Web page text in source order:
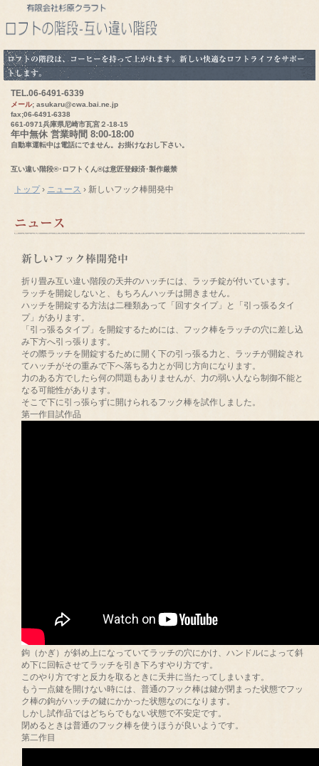
ロフトの階段は、コーヒーを持って上がれます。新しい快適なロフトライフをサポー
トします。
TEL.06-6491-6339
メール; asukaru@cwa.bai.ne.jp
fax;06-6491-6338
661-0971兵庫県尼崎市瓦宮２-18-15
年中無休 営業時間 8:00-18:00
自動車運転中は電話にでません。お掛けなおし下さい。
互い違い階段®･ロフトくん®は意匠登録済･製作厳禁
トップ› ニュース › 新しいフック棒開発中
ニュース
新しいフック棒開発中
折り畳み互い違い階段の天井のハッチには、ラッチ錠が付いています。
ラッチを開錠しないと、もちろんハッチは開きません。
ハッチを開錠する方法は二種類あって「回すタイプ」と「引っ張るタイ
プ」があります。
「引っ張るタイプ」を開錠するためには、フック棒をラッチの穴に差し込
み下方へ引っ張ります。
その際ラッチを開錠するために開く下の引っ張る力と、ラッチが開錠され
てハッチがその重みで下へ落ちる力とが同じ方向になります。
力のある方でしたら何の問題もありませんが、力の弱い人なら制御不能と
なる可能性があります。
そこで下に引っ張らずに開けられるフック棒を試作しました。
第一作目試作品
鉤（かぎ）が斜め上になっていてラッチの穴にかけ、ハンドルによって斜
め下に回転させてラッチを引き下ろすやり方です。
このやり方ですと反力を取るときに天井に当たってしまいます。
もう一点鍵を開けない時には、普通のフック棒は鍵が閉まった状態でフッ
ク棒の鉤がハッチの鍵にかかった状態なのになります。
しかし試作品ではどちらでもない状態で不安定です。
閉めるときは普通のフック棒を使うほうが良いようです。
第二作目